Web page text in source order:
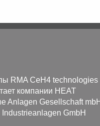
RMA CeH4 technologies
компании HEAT
Anlagen Gesellschaft mbH
GmbH